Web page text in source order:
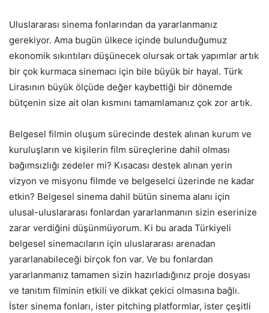
Uluslararası sinema fonlarından da yararlanmanız
gerekiyor. Ama bugün ülkece içinde bulunduğumuz
ekonomik sıkıntıları düşünecek olursak ortak yapımlar artık
bir çok kurmaca sinemacı için bile büyük bir hayal. Türk
Lirasının büyük ölçüde değer kaybettiği bir dönemde
bütçenin size ait olan kısmını tamamlamanız çok zor artık.
Belgesel filmin oluşum sürecinde destek alınan kurum ve
kuruluşların ve kişilerin film süreçlerine dahil olması
bağımsızlığı zedeler mi? Kısacası destek alınan yerin
vizyon ve misyonu filmde ve belgeselci üzerinde ne kadar
etkin? Belgesel sinema dahil bütün sinema alanı için
ulusal-uluslararası fonlardan yararlanmanın sizin eserinize
zarar verdiğini düşünmüyorum. Ki bu arada Türkiyeli
belgesel sinemacıların için uluslararası arenadan
yararlanabileceği birçok fon var. Ve bu fonlardan
yararlanmanız tamamen sizin hazırladığınız proje dosyası
ve tanıtım filminin etkili ve dikkat çekici olmasına bağlı.
İster sinema fonları, ister pitching platformlar, ister çeşitli